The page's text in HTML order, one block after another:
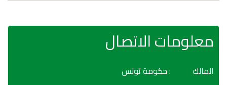
معلومات الاتصال
المالك : حكومة تونس